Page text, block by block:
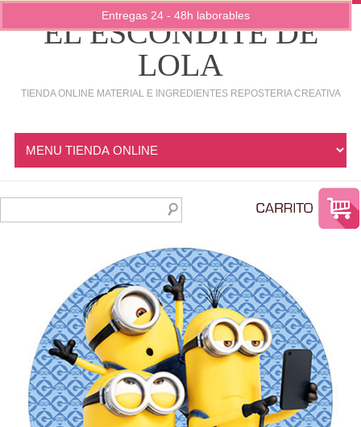
EL ESCONDITE DE
LOLA
TIENDA ONLINE MATERIAL E INGREDIENTES REPOSTERIA CREATIVA
Entregas 24 - 48h laborables